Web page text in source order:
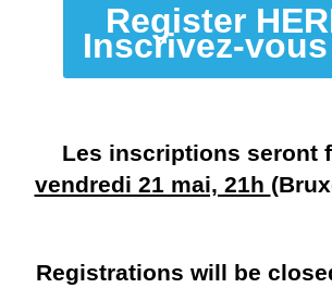
Register
Inscrivez-vous
Les inscriptions seront
vendredi 21 mai, 21h
Registrations will be